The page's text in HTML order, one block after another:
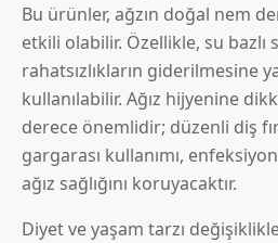
Bu ürünler, ağzın doğal nem
etkili olabilir. Özellikle, su bazlı
rahatsızlıkların giderilmesine
kullanılabilir. Ağız hijyenine
derece önemlidir; düzenli diş
gargarası kullanımı,
ağız sağlığını koruyacaktır.
Diyet ve yaşam tarzı